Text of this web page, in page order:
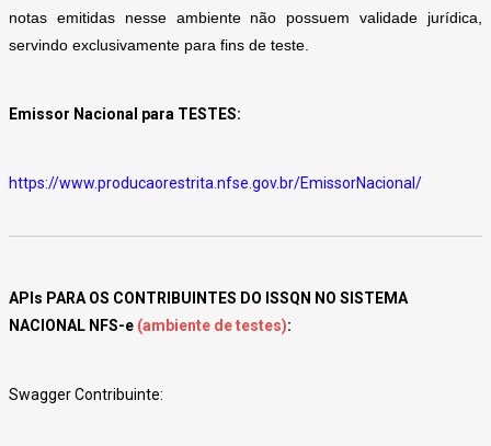
notas emitidas nesse ambiente não possuem validade jurídica,
servindo exclusivamente para fins de teste.
Emissor Nacional para TESTES:
https://www.producaorestrita.nfse.gov.br/EmissorNacional/
APIs PARA OS CONTRIBUINTES DO ISSQN NO SISTEMA
NACIONAL NFS-e (ambiente de testes):
Swagger Contribuinte: